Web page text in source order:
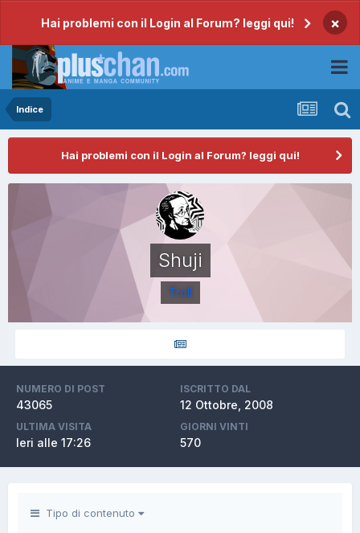
Hai problemi con il Login al Forum? leggi qui! ×
Indice
Hai problemi con il Login al Forum? leggi qui!
Shuji
Troll
NUMERO DI POST
43065
ISCRITTO DAL
12 Ottobre, 2008
ULTIMA VISITA
Ieri alle 17:26
GIORNI VINTI
570
Tipo di contenuto